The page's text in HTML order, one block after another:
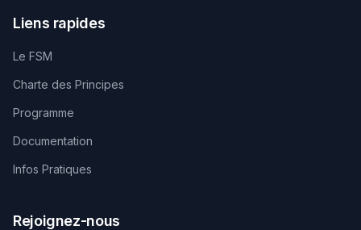
Liens rapides
Le FSM
Charte des Principes
Programme
Documentation
Infos Pratiques
Rejoignez-nous